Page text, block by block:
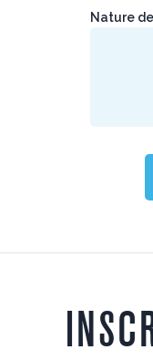
Nature